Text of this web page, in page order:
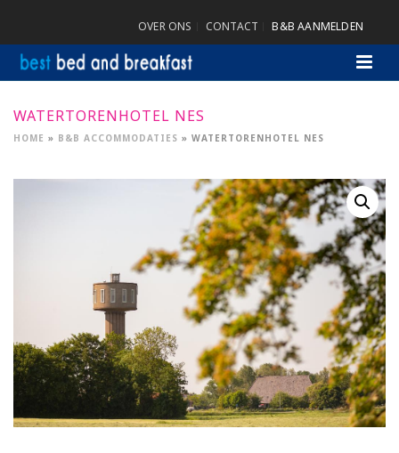
OVER ONS CONTACT B&B AANMELDEN
WATERTORENHOTEL NES
HOME » B&B ACCOMMODATIES » WATERTORENHOTEL NES